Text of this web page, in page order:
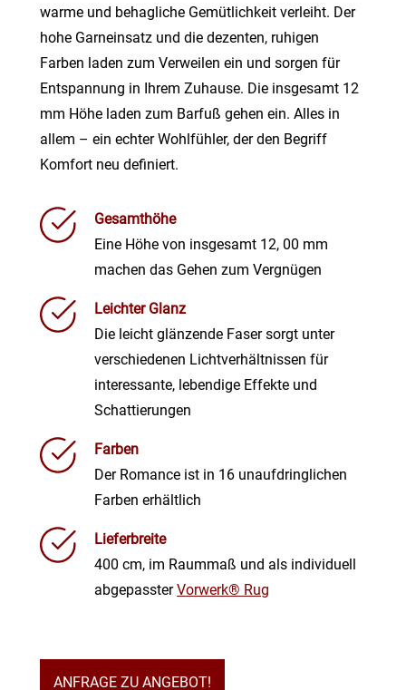
warme und behagliche Gemütlichkeit verleiht. Der
hohe Garneinsatz und die dezenten, ruhigen
Farben laden zum Verweilen ein und sorgen für
Entspannung in Ihrem Zuhause. Die insgesamt 12
mm Höhe laden zum Barfuß gehen ein. Alles in
allem – ein echter Wohlfühler, der den Begriff
Komfort neu definiert.
Gesamthöhe
Eine Höhe von insgesamt 12, 00 mm
machen das Gehen zum Vergnügen
Leichter Glanz
Die leicht glänzende Faser sorgt unter
verschiedenen Lichtverhältnissen für
interessante, lebendige Effekte und
Schattierungen
Farben
Der Romance ist in 16 unaufdringlichen
Farben erhältlich
Lieferbreite
400 cm, im Raummaß und als individuell
abgepassterVorwerk® Rug
ANFRAGE ZU ANGEBOT!